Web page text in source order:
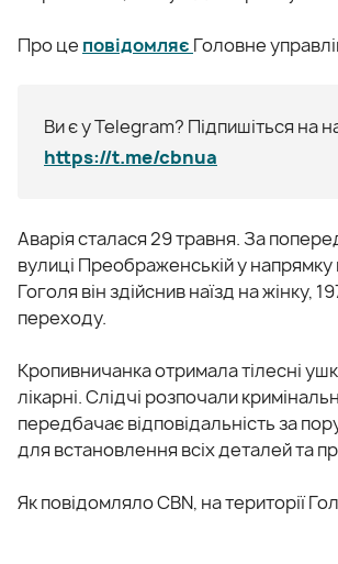
Про це повідомляє Головне
Ви є у Telegram? Підпишіться на
https://t.me/cbnua
Аварія сталася 29 травня. За
вулиці Преображенській у
Гоголя він здійснив наїзд на
переходу.
Кропивничанка отримала тілесні
лікарні. Слідчі розпочали
передбачає відповідальність за
для встановлення всіх деталей та
Як повідомляло CBN, на території